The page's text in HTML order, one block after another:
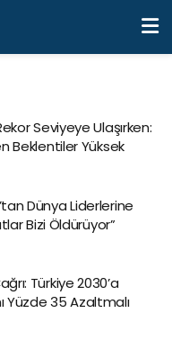
Seviyeye Ulaşırken:
Beklentiler Yüksek
Dünya Liderlerine
Bizi Öldürüyor”
Türkiye 2030’a
Yüzde 35 Azaltmalı